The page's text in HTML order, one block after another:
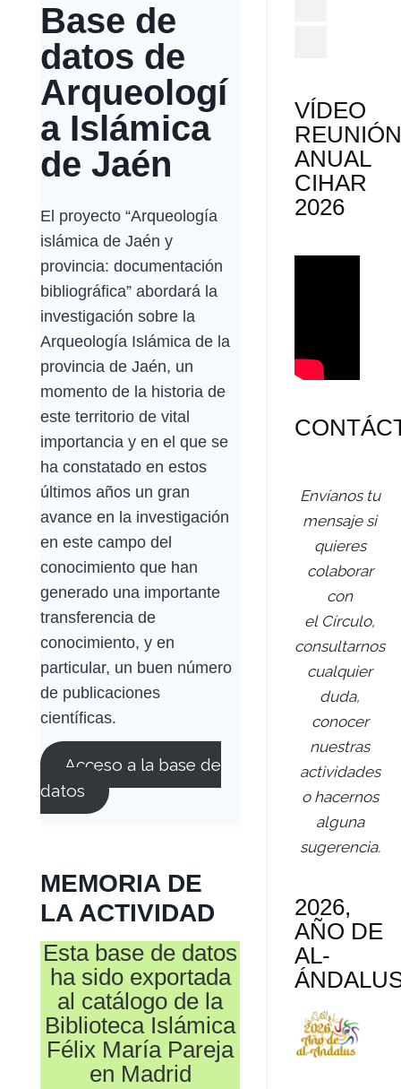
Base de
datos de
Arqueologí
a Islámica
de Jaén
El proyecto “Arqueología
islámica de Jaén y
provincia: documentación
bibliográfica” abordará la
investigación sobre la
Arqueología Islámica de la
provincia de Jaén, un
momento de la historia de
este territorio de vital
importancia y en el que se
ha constatado en estos
últimos años un gran
avance en la investigación
en este campo del
conocimiento que han
generado una importante
transferencia de
conocimiento, y en
particular, un buen número
de publicaciones
científicas.
Acceso a la base de
datos
MEMORIA DE
LA ACTIVIDAD
Esta base de datos
ha sido exportada
al catálogo de la
Biblioteca Islámica
Félix María Pareja
en Madrid
VÍDEO
ANUAL
CIHAR
2026
Envíanos tu
mensaje si
quieres
colaborar
con
el Círculo,
consultarnos
cualquier
duda,
conocer
nuestras
actividades
o hacernos
alguna
sugerencia.
2026,
AÑO DE
AL-